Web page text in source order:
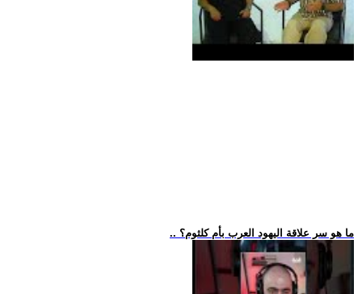
.. ما هو سر علاقة اليهود العرب بأم كلثوم؟